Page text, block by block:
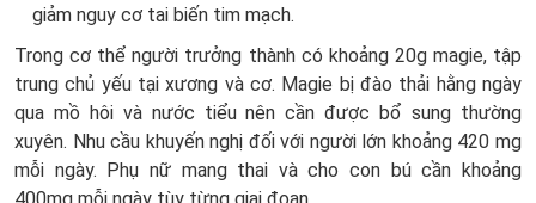
giảm nguy cơ tai biến tim mạch.
Trong cơ thể người trưởng thành có khoảng 20g magie, tập
trung chủ yếu tại xương và cơ. Magie bị đào thải hằng ngày
qua mồ hôi và nước tiểu nên cần được bổ sung thường
xuyên. Nhu cầu khuyến nghị đối với người lớn khoảng 420 mg
mỗi ngày. Phụ nữ mang thai và cho con bú cần khoảng